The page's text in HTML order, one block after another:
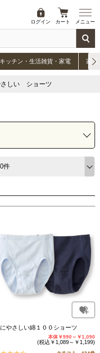
ログイン カート メニュー
キッチン・生活雑貨・家電 家具
さしい ショーツ
やさしい綿１００ショーツ
本体￥990～￥1,090
(税込￥1,089～￥1,199)